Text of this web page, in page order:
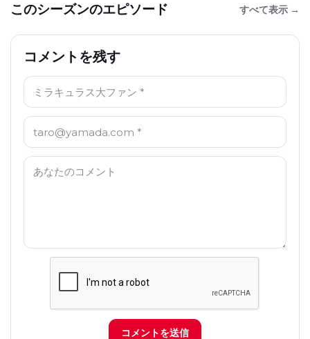
Will her secrets resist them?
このシーズンのエピソード すべて表示 →
コメントを残す
名前: *
Email: *
コメント: *
コメントを送信